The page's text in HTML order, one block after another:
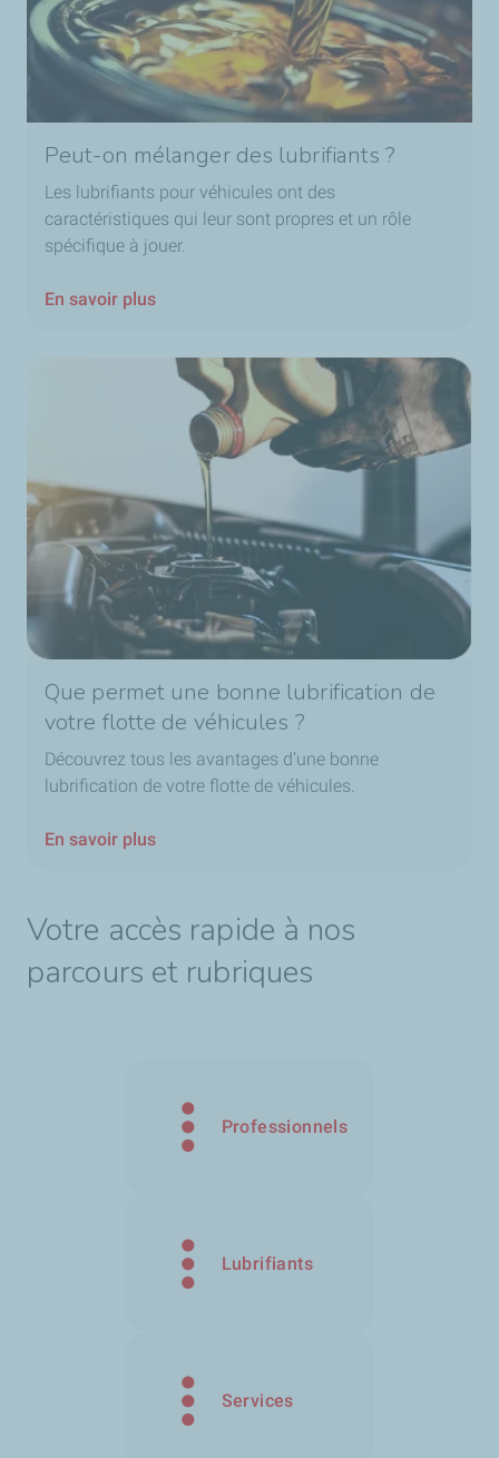
Peut-on mélanger des lubrifiants ?
Les lubrifiants pour véhicules ont des
caractéristiques qui leur sont propres et un rôle
spécifique à jouer.
En savoir plus
Que permet une bonne lubrification de
votre flotte de véhicules ?
Découvrez tous les avantages d’une bonne
lubrification de votre flotte de véhicules.
En savoir plus
Votre accès rapide à nos
parcours et rubriques
Professionnels
Lubrifiants
Services